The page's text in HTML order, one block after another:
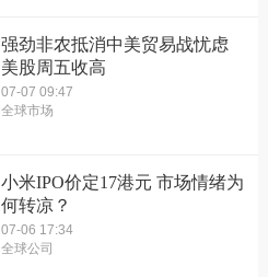
强劲非农抵消中美贸易战忧虑
美股周五收高
07-07 09:47
全球市场
小米IPO价定17港元 市场情绪为
何转凉？
07-06 17:34
全球公司